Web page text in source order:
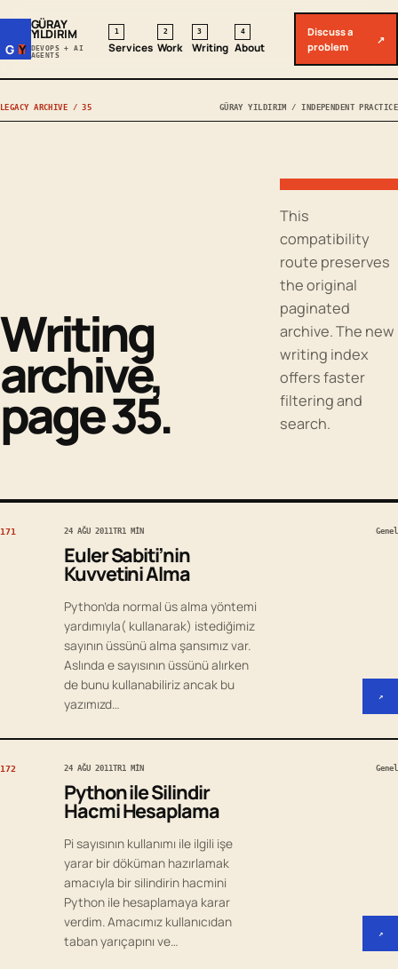
G Y
GÜRAY
YILDIRIM
DEVOPS + AI
AGENTS
1
Services
2
Work
3
Writing
4
About
Discuss a
problem
↗
LEGACY ARCHIVE / 35 GÜRAY YILDIRIM / INDEPENDENT PRACTICE
Writing
archive,
page 35.
This
compatibility
route preserves
the original
paginated
archive. The new
writing index
offers faster
filtering and
search.
171 24 AĞU 2011TR1 MIN
Euler Sabiti’nin
Kuvvetini Alma
Python’da normal üs alma yöntemi
yardımıyla( kullanarak) istediğimiz
sayının üssünü alma şansımız var.
Aslında e sayısının üssünü alırken
de bunu kullanabiliriz ancak bu
yazımızd…
Genel
↗
172 24 AĞU 2011TR1 MIN
Python ile Silindir
Hacmi Hesaplama
Pi sayısının kullanımı ile ilgili işe
yarar bir döküman hazırlamak
amacıyla bir silindirin hacmini
Python ile hesaplamaya karar
verdim. Amacımız kullanıcıdan
taban yarıçapını ve…
Genel
↗